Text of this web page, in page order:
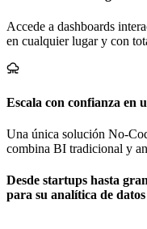
Accede a dashboards
en cualquier lugar y con
Escala con confianza en
Una única solución No-
combina BI tradicional y
Desde startups hasta
para su analítica de datos